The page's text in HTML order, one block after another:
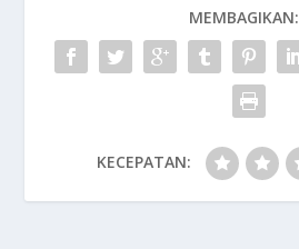
MEMBAGIKAN:
KECEPATAN: